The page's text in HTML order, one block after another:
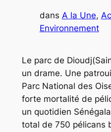
dans A la Une,
Environnement
Le parc de
un drame. Une
Parc National des
forte mortalité de
un quotidien
total de 750 pélicans